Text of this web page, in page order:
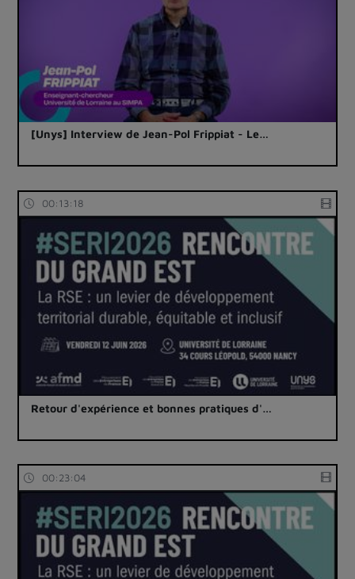
[Unys] Interview de Jean-Pol Frippiat - Le…
00:13:18
Retour d'expérience et bonnes pratiques d'…
00:23:04